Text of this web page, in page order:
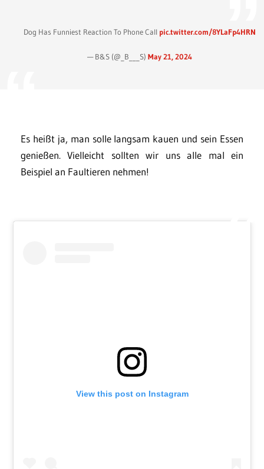
Dog Has Funniest Reaction To Phone Call pic.twitter.com/8YLaFp4HRN
— B&S (@_B___S) May 21, 2024
Es heißt ja, man solle langsam kauen und sein Essen
genießen. Vielleicht sollten wir uns alle mal ein
Beispiel an Faultieren nehmen!
View this post on Instagram